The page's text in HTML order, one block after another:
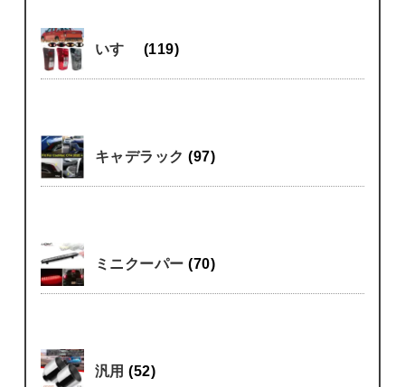
いすゞ (119)
キャデラック(97)
ミニクーパー(70)
汎用(52)